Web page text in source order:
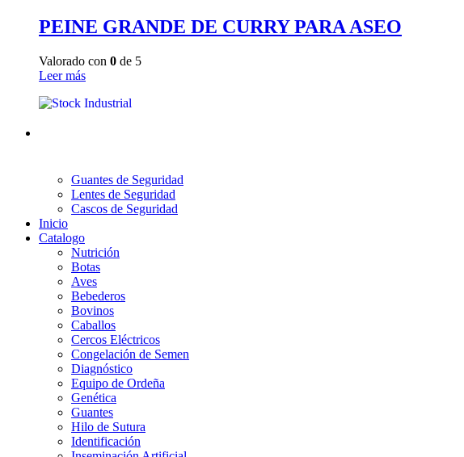
PEINE GRANDE DE CURRY PARA ASEO
Valorado con 0 de 5
Leer más
Guantes de Seguridad
Lentes de Seguridad
Cascos de Seguridad
Inicio
Catalogo
Nutrición
Botas
Aves
Bebederos
Bovinos
Caballos
Cercos Eléctricos
Congelación de Semen
Diagnóstico
Equipo de Ordeña
Genética
Guantes
Hilo de Sutura
Identificación